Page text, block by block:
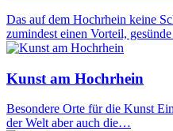
Das auf dem Hochrhein keine
zumindest einen Vorteil,
Kunst am Hochrhein
Besondere Orte für die Kunst
der Welt aber auch die…